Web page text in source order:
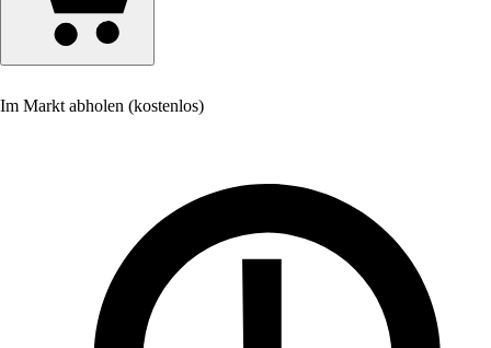
Im Markt abholen (kostenlos)